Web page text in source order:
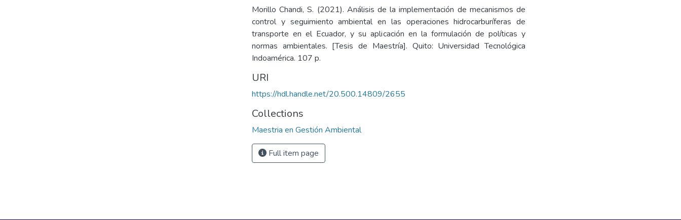
Morillo Chandi, S. (2021). Análisis de la implementación de mecanismos de
control y seguimiento ambiental en las operaciones hidrocarburíferas de
transporte en el Ecuador, y su aplicación en la formulación de políticas y
normas ambientales. [Tesis de Maestría]. Quito: Universidad Tecnológica
Indoamérica. 107 p.
URI
https://hdl.handle.net/20.500.14809/2655
Collections
Maestria en Gestión Ambiental
Full item page